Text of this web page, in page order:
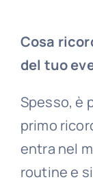
Cosa
del tuo
Spesso, è
primo
entra nel
routine e